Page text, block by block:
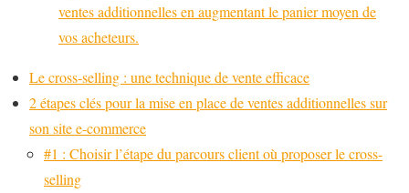
ventes additionnelles en augmentant le panier moyen de
vos acheteurs.
Le cross-selling : une technique de vente efficace
2 étapes clés pour la mise en place de ventes additionnelles sur
son site e-commerce
#1 : Choisir l’étape du parcours client où proposer le cross-
selling